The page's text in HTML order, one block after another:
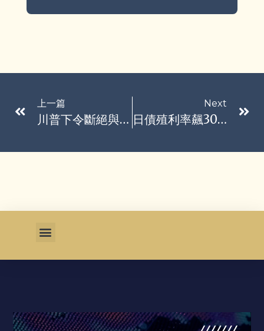
上一篇
川普下令斷絕與西班牙貿易往來 西國首相辦公室：司空見慣
Next
日債殖利率飆30年來最高 市場擔心高市早苗2.3兆美元支出計畫加劇負債